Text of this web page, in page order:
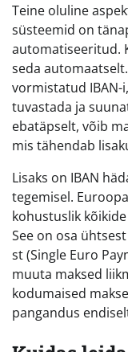
Teine oluline
süsteemid on
automatiseeritud.
seda
vormistatud IBAN-
tuvastada ja
ebatäpselt, võib
mis tähendab
Lisaks on IBAN
tegemisel.
kohustuslik
See on osa
st (Single Euro
muuta maksed
kodumaised
pangandus